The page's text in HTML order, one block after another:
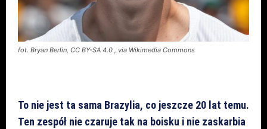
fot. Bryan Berlin, CC BY-SA 4.0 , via Wikimedia Commons
To nie jest ta sama Brazylia, co jeszcze 20 lat temu.
Ten zespół nie czaruje tak na boisku i nie zaskarbia